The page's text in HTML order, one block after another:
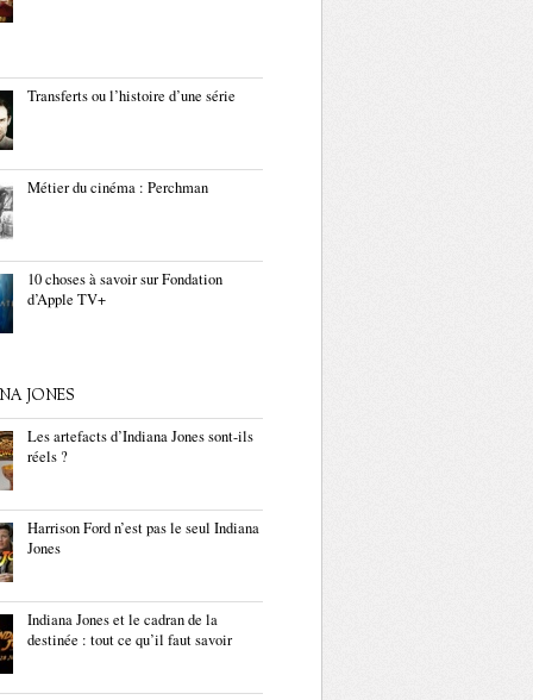
Transferts ou l’histoire d’une série
Métier du cinéma : Perchman
10 choses à savoir sur Fondation
d’Apple TV+
JONES
Les artefacts d’Indiana Jones sont-ils
réels ?
Harrison Ford n’est pas le seul Indiana
Jones
Indiana Jones et le cadran de la
destinée : tout ce qu’il faut savoir